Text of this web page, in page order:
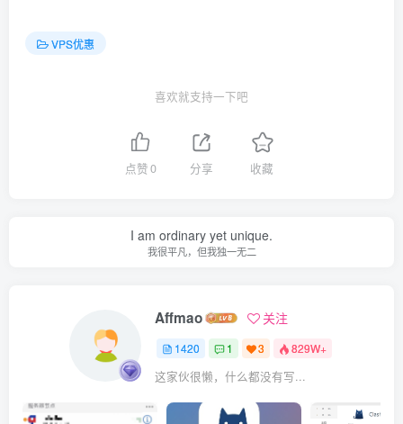
VPS优惠
喜欢就支持一下吧
点赞0 分享 收藏
I am ordinary yet unique.
我很平凡，但我独一无二
Affmao 关注
1420 1 3 829W+
这家伙很懒，什么都没有写...